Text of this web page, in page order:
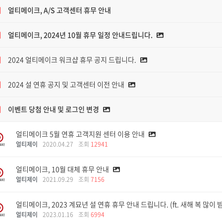
얼티메이크, A/S 고객센터 휴무 안내
얼티메이크, 2024년 10월 휴무 일정 안내드립니다.
2024 얼티메이크 워크샵 휴무 공지 드립니다.
2024 설 연휴 공지 및 고객센터 이전 안내
이벤트 당첨 안내 및 로그인 변경
얼티메이크 5월 연휴 고객지원 센터 이용 안내
얼티제이 2020.04.27 조회 12941
얼티메이크, 10월 대체 휴무 안내
얼티제이 2021.09.29 조회 7156
얼티메이크, 2023 계묘년 설 연휴 휴무 안내 드립니다. (ft. 새해 복 많이
얼티제이 2023.01.16 조회 6994